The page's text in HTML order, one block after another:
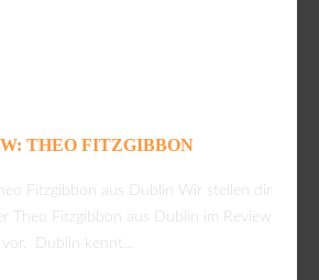
THEO FITZGIBBON
Fitzgibbon aus Dublin Wir stellen dir
Theo Fitzgibbon aus Dublin im Review
vor. Dublin kennt...